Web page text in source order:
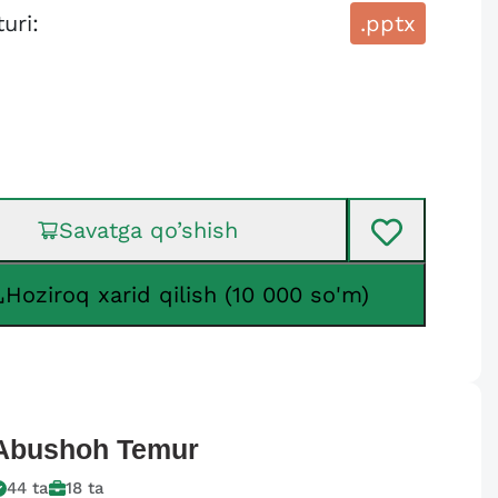
.pptx
Savatga qo’shish
Hoziroq xarid qilish (10 000 so'm)
Temur
44 ta 18 ta